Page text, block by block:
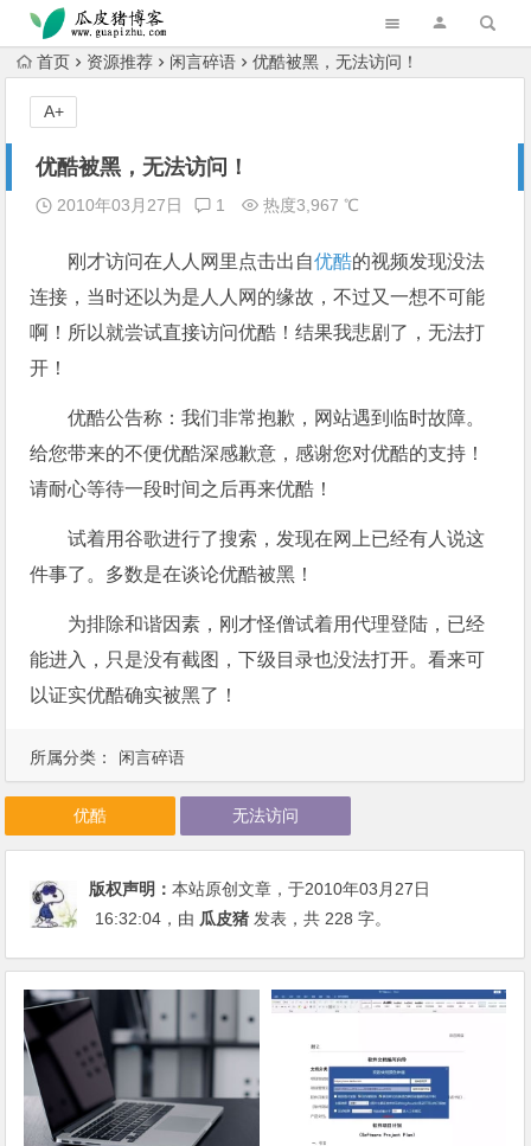
跳转到主内容
首页 资源推荐 闲言碎语 优酷被黑，无法访问！
优酷被黑，无法访问！
2010年03月27日 1 热度3,967 ℃
刚才访问在人人网里点击出自优酷的视频发现没法
连接，当时还以为是人人网的缘故，不过又一想不可能
啊！所以就尝试直接访问优酷！结果我悲剧了，无法打
开！
优酷公告称：我们非常抱歉，网站遇到临时故障。
给您带来的不便优酷深感歉意，感谢您对优酷的支持！
请耐心等待一段时间之后再来优酷！
试着用谷歌进行了搜索，发现在网上已经有人说这
件事了。多数是在谈论优酷被黑！
为排除和谐因素，刚才怪僧试着用代理登陆，已经
能进入，只是没有截图，下级目录也没法打开。看来可
以证实优酷确实被黑了！
A+
所属分类： 闲言碎语
优酷 无法访问
版权声明：本站原创文章，于2010年03月27日
16:32:04 ，由 瓜皮猪 发表，共 228 字。